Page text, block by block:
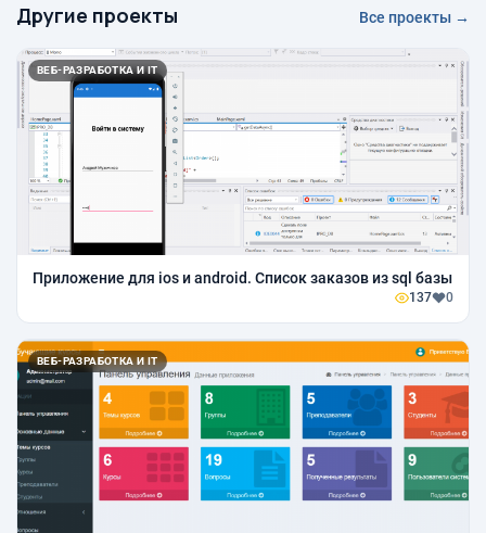
Другие проекты Все проекты →
ВЕБ-РАЗРАБОТКА И IT
Приложение для ios и android. Список заказов из sql базы
137 0
ВЕБ-РАЗРАБОТКА И IT